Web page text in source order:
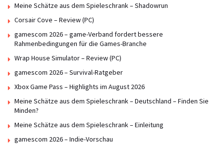
Meine Schätze aus dem Spieleschrank – Shadowrun
Corsair Cove – Review (PC)
gamescom 2026 – game-Verband fordert bessere
Rahmenbedingungen für die Games-Branche
Wrap House Simulator – Review (PC)
gamescom 2026 – Survival-Ratgeber
Xbox Game Pass – Highlights im August 2026
Meine Schätze aus dem Spieleschrank – Deutschland – Finden Sie
Minden?
Meine Schätze aus dem Spieleschrank – Einleitung
gamescom 2026 – Indie-Vorschau